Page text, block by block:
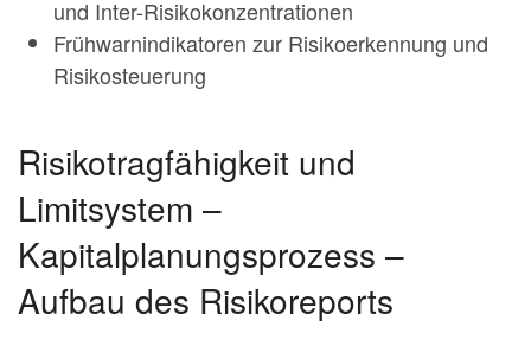
und Inter-Risikokonzentrationen
Frühwarnindikatoren zur Risikoerkennung und
Risikosteuerung
Risikotragfähigkeit und
Limitsystem –
Kapitalplanungsprozess –
Aufbau des Risikoreports